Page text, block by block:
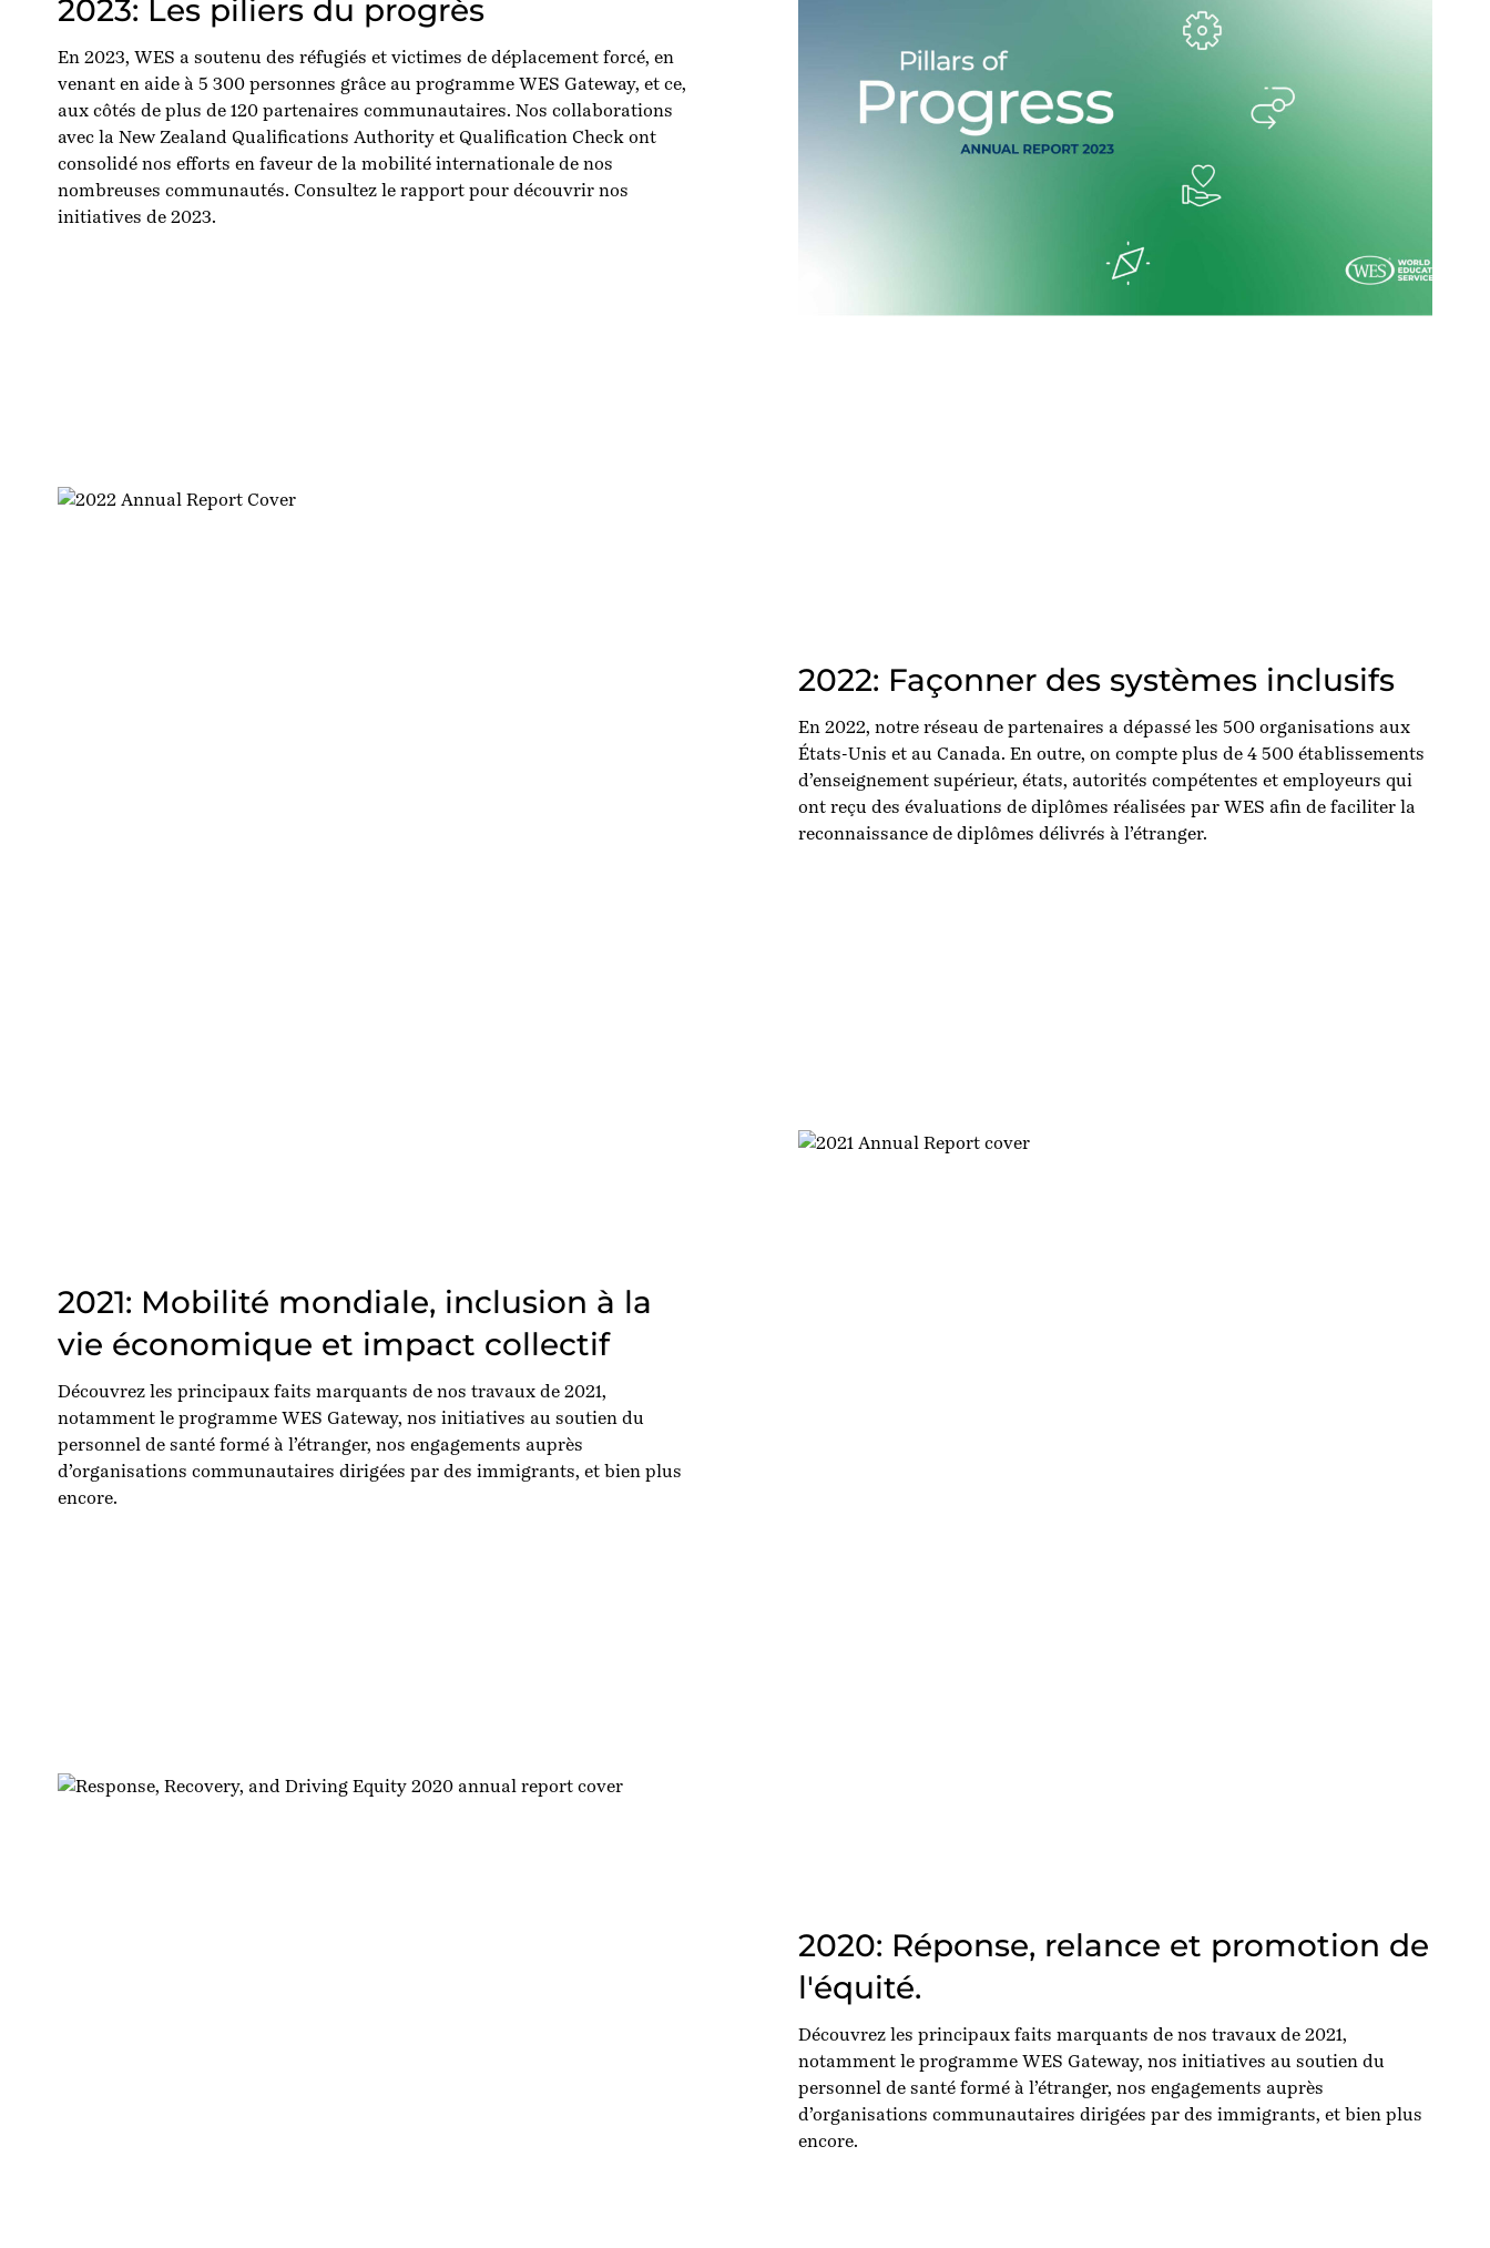
2023: Les piliers du progrès
En 2023, WES a soutenu des réfugiés et victimes de déplacement forcé, en
venant en aide à 5 300 personnes grâce au programme WES Gateway, et ce,
aux côtés de plus de 120 partenaires communautaires. Nos collaborations
avec la New Zealand Qualifications Authority et Qualification Check ont
consolidé nos efforts en faveur de la mobilité internationale de nos
nombreuses communautés. Consultez le rapport pour découvrir nos
initiatives de 2023.
2022: Façonner des systèmes inclusifs
En 2022, notre réseau de partenaires a dépassé les 500 organisations aux
États-Unis et au Canada. En outre, on compte plus de 4 500 établissements
d’enseignement supérieur, états, autorités compétentes et employeurs qui
ont reçu des évaluations de diplômes réalisées par WES afin de faciliter la
reconnaissance de diplômes délivrés à l’étranger.
2021: Mobilité mondiale, inclusion à la
vie économique et impact collectif
Découvrez les principaux faits marquants de nos travaux de 2021,
notamment le programme WES Gateway, nos initiatives au soutien du
personnel de santé formé à l’étranger, nos engagements auprès
d’organisations communautaires dirigées par des immigrants, et bien plus
encore.
2020: Réponse, relance et promotion de
l'équité.
Découvrez les principaux faits marquants de nos travaux de 2021,
notamment le programme WES Gateway, nos initiatives au soutien du
personnel de santé formé à l’étranger, nos engagements auprès
d’organisations communautaires dirigées par des immigrants, et bien plus
encore.